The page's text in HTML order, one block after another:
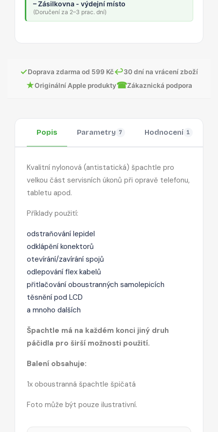
– Zásilkovna - výdejní místo
(Doručení za 2–3 prac. dní)
✓Doprava zdarma od 599 Kč↩30 dní na vrácení zboží
★Originální Apple produkty☎Zákaznická podpora
Popis Parametry 7 Hodnocení 1
Kvalitní nylonová (antistatická) špachtle pro
velkou část servisních úkonů při opravě telefonu,
tabletu apod.
Příklady použití:
odstraňování lepidel
odklápění konektorů
otevírání/zavírání spojů
odlepování flex kabelů
přitlačování oboustranných samolepicích
těsnění pod LCD
a mnoho dalších
Špachtle má na každém konci jiný druh
páčidla pro širší možnosti použití.
Balení obsahuje:
1x oboustranná špachtle špičatá
Foto může být pouze ilustrativní.